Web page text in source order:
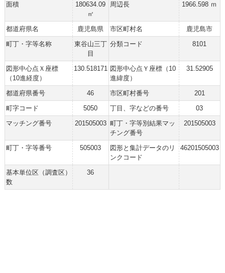
面積
180634.09
㎡
周辺長 1966.598 ｍ
都道府県名 鹿児島県 市区町村名
鹿児島市
町丁・字等名称
東谷山三丁
目
分類コード 8101
図形中心点Ｘ座標
（10進経度）
130.518171 図形中心点Ｙ座標（10
進緯度）
31.52905
都道府県番号 46 市区町村番号
201
町字コード
5050 丁目、字などの番号
03
マッチング番号
201505003 町丁・字等別結果マッ
チング番号
201505003
町丁・字等番号 505003
図形と集計データのリ
ンクコード
46201505003
基本単位区（調査区）
数
36